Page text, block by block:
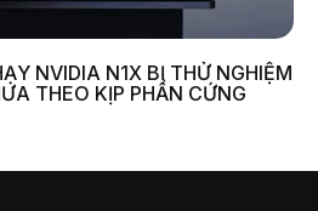
NVIDIA N1X BỊ THỬ NGHIỆM
THEO KỊP PHẦN CỨNG